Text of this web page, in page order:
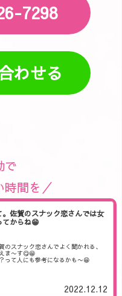
7298
わせる
で
時間を／
。佐賀のスナック恋さんでは女
てからね😁
のスナック恋さんでよく聞かれる、
ま〜す😋😁
って人にも参考になるかも〜😁
2022.12.12